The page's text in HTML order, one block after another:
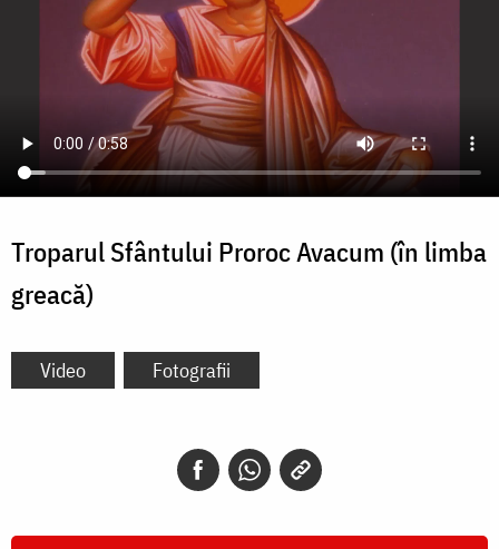
Troparul Sfântului Proroc Avacum (în limba
greacă)
Video Fotografii